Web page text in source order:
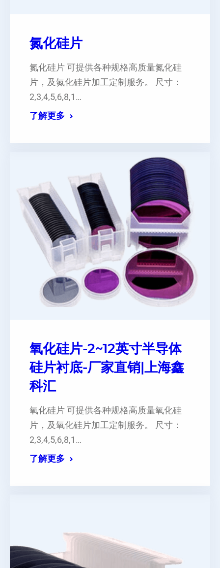
氮化硅片
氮化硅片 可提供各种规格高质量氮化硅
片，及氮化硅片加工定制服务。 尺寸：
2,3,4,5,6,8,1…
了解更多
氧化硅片-2~12英寸半导体
硅片衬底-厂家直销|上海鑫
科汇
氧化硅片 可提供各种规格高质量氧化硅
片，及氧化硅片加工定制服务。 尺寸：
2,3,4,5,6,8,1…
了解更多